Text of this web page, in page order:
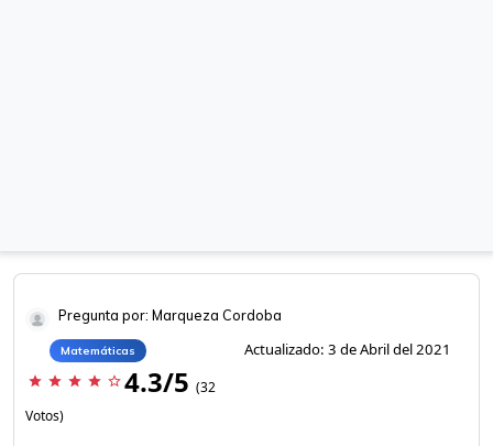
Pregunta por: Marqueza Cordoba
Matemáticas Actualizado: 3 de Abril del 2021
star star star star star_border 4.3/5 (32
Votos)